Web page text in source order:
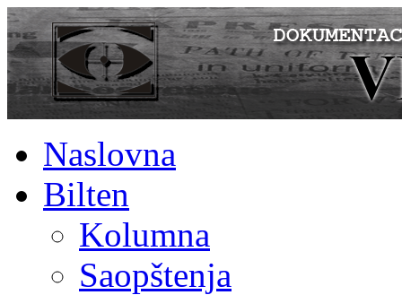
Naslovna
Bilten
Kolumna
Saopštenja